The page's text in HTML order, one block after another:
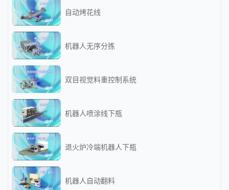
自动烤花线
机器人无序分拣
双目视觉料重控制系统
机器人喷涂线下瓶
退火炉冷端机器人下瓶
机器人自动翻料